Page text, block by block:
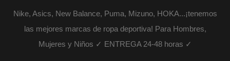
Nike, Asics, New Balance, Puma, Mizuno, HOKA...¡tenemos
las mejores marcas de ropa deportiva! Para Hombres,
Mujeres y Niños ✓ ENTREGA 24-48 horas ✓